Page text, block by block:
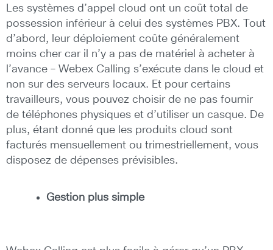
Les systèmes d’appel cloud ont un coût total de
possession inférieur à celui des systèmes PBX. Tout
d’abord, leur déploiement coûte généralement
moins cher car il n’y a pas de matériel à acheter à
l’avance – Webex Calling s’exécute dans le cloud et
non sur des serveurs locaux. Et pour certains
travailleurs, vous pouvez choisir de ne pas fournir
de téléphones physiques et d’utiliser un casque. De
plus, étant donné que les produits cloud sont
facturés mensuellement ou trimestriellement, vous
disposez de dépenses prévisibles.
Gestion plus simple